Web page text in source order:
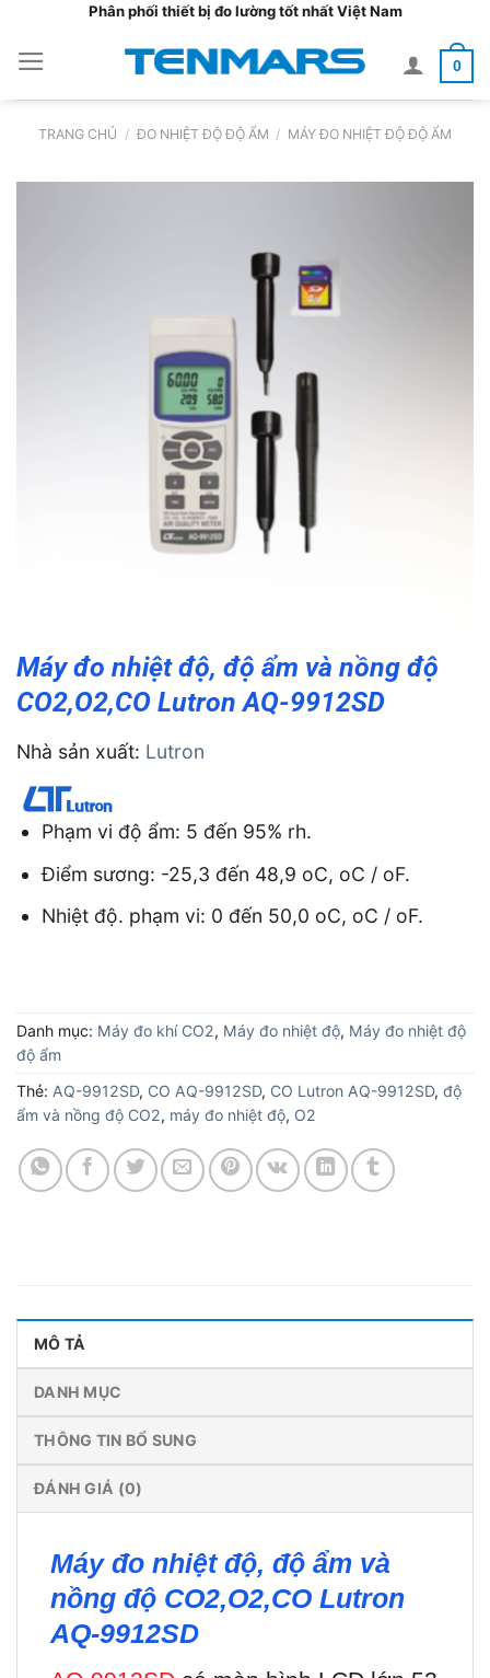
nội
dung
Phân phối thiết bị đo lường tốt nhất Việt Nam
0
TRANG CHỦ / ĐO NHIỆT ĐỘ ĐỘ ẨM / MÁY ĐO NHIỆT ĐỘ ĐỘ ẨM
Máy đo nhiệt độ, độ ẩm và nồng độ
CO2,O2,CO Lutron AQ-9912SD
Nhà sản xuất: Lutron
Phạm vi độ ẩm: 5 đến 95% rh.
Điểm sương: -25,3 đến 48,9 oC, oC / oF.
Nhiệt độ. phạm vi: 0 đến 50,0 oC, oC / oF.
Danh mục: Máy đo khí CO2, Máy đo nhiệt độ, Máy đo nhiệt độ
độ ẩm
Thẻ: AQ-9912SD, CO AQ-9912SD, CO Lutron AQ-9912SD, độ
ẩm và nồng độ CO2, máy đo nhiệt độ, O2
MÔ TẢ
DANH MỤC
THÔNG TIN BỔ SUNG
ĐÁNH GIÁ (0)
Máy đo nhiệt độ, độ ẩm và
nồng độ CO2,O2,CO Lutron
AQ-9912SD